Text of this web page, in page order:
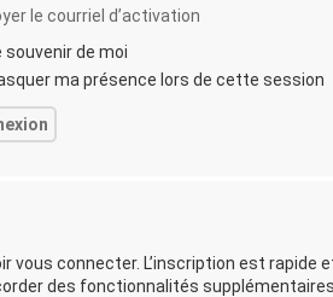
le courriel d’activation
souvenir de moi
ma présence lors de cette session
vous connecter. L’inscription est rapide
des fonctionnalités